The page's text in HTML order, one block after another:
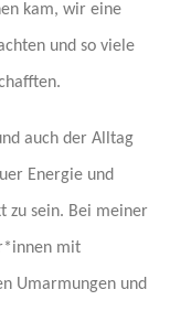
kam, wir eine
und so viele
auch der Alltag
Energie und
zu sein. Bei meiner
mit
Umarmungen und